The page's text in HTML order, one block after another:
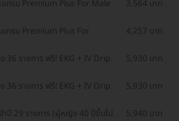
แกรม Premium Plus For Male)
3,564 บาท
แกรม Premium Plus For
4,257 บาท
36 รายการ ฟรี! EKG + IV Drip
5,930 บาท
36 รายการ ฟรี! EKG + IV Drip
5,930 บาท
ปี 29 รายการ (ผู้หญิง 40 ปีขึ้นไป)
5,940 บาท